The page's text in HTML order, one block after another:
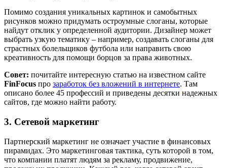
Помимо создания уникальных картинок и самобытных
рисунков можно придумать остроумные слоганы, которые
найдут отклик у определенной аудитории. Дизайнер может
выбрать узкую тематику – например, создавать слоганы для
страстных болельщиков футбола или направить свою
креативность для помощи борцов за права животных.
Совет: почитайте интересную статью на известном сайте
FinFocus про заработок без вложений в интернете. Там
описано более 45 профессий и приведены десятки надежных
сайтов, где можно найти работу.
3. Сетевой маркетинг
Партнерский маркетинг не означает участие в финансовых
пирамидах. Это маркетинговая тактика, суть которой в том,
что компании платят людям за рекламу, продвижение,